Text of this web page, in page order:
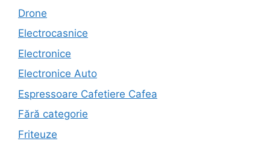
Drone
Electrocasnice
Electronice
Electronice Auto
Espressoare Cafetiere Cafea
Fără categorie
Friteuze